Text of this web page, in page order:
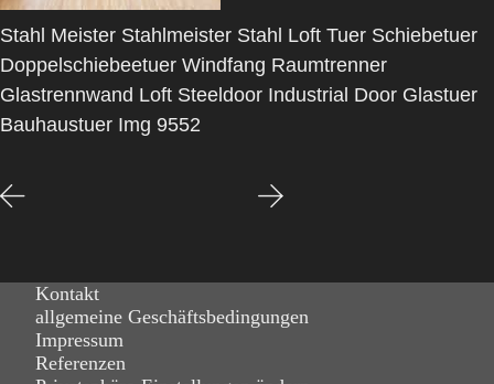
Stahl Meister Stahlmeister Stahl Loft Tuer Schiebetuer
Doppelschiebeetuer Windfang Raumtrenner
Glastrennwand Loft Steeldoor Industrial Door Glastuer
Bauhaustuer Img 9552
Kontakt
allgemeine Geschäftsbedingungen
Impressum
Referenzen